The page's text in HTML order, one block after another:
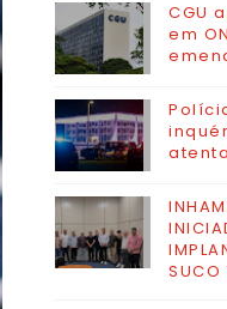
CGU
em
SUCO